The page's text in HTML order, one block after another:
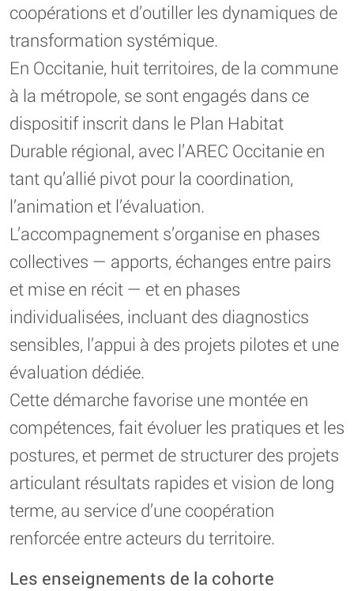
coopérations et d’outiller les dynamiques de
transformation systémique.
En Occitanie, huit territoires, de la commune
à la métropole, se sont engagés dans ce
dispositif inscrit dans le Plan Habitat
Durable régional, avec l’AREC Occitanie en
tant qu’allié pivot pour la coordination,
l’animation et l’évaluation.
L’accompagnement s’organise en phases
collectives — apports, échanges entre pairs
et mise en récit — et en phases
individualisées, incluant des diagnostics
sensibles, l’appui à des projets pilotes et une
évaluation dédiée.
Cette démarche favorise une montée en
compétences, fait évoluer les pratiques et les
postures, et permet de structurer des projets
articulant résultats rapides et vision de long
terme, au service d’une coopération
renforcée entre acteurs du territoire.
Les enseignements de la cohorte